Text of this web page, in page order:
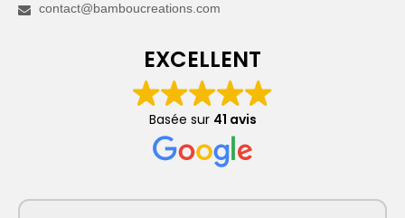
Mon compte
Formation bambou professionnelle finançable :
contact@bamboucreations.com
EXCELLENT
Basée sur 41 avis